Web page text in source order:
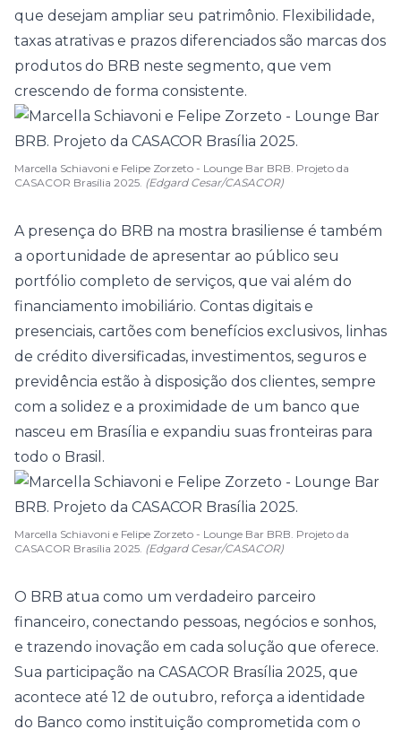
que desejam ampliar seu patrimônio. Flexibilidade,
taxas atrativas e prazos diferenciados são marcas dos
produtos do BRB neste segmento, que vem
crescendo de forma consistente.
Marcella Schiavoni e Felipe Zorzeto - Lounge Bar BRB. Projeto da
CASACOR Brasília 2025. (Edgard Cesar/CASACOR)
A presença do BRB na mostra brasiliense é também
a oportunidade de apresentar ao público seu
portfólio completo de serviços, que vai além do
financiamento imobiliário. Contas digitais e
presenciais, cartões com benefícios exclusivos, linhas
de crédito diversificadas, investimentos, seguros e
previdência estão à disposição dos clientes, sempre
com a solidez e a proximidade de um banco que
nasceu em Brasília e expandiu suas fronteiras para
todo o Brasil.
Marcella Schiavoni e Felipe Zorzeto - Lounge Bar BRB. Projeto da
CASACOR Brasília 2025. (Edgard Cesar/CASACOR)
O BRB atua como um verdadeiro parceiro
financeiro, conectando pessoas, negócios e sonhos,
e trazendo inovação em cada solução que oferece.
Sua participação na CASACOR Brasília 2025, que
acontece até 12 de outubro, reforça a identidade
do Banco como instituição comprometida com o